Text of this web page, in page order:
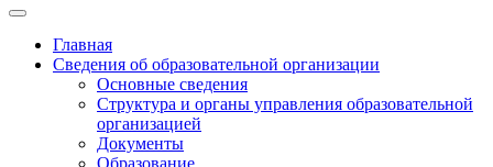
Главная
Сведения об образовательной организации
Основные сведения
Структура и органы управления образовательной
организацией
Документы
Образование